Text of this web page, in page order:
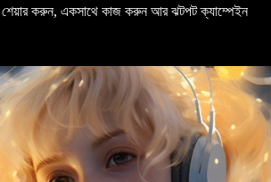
করুন, একসাথে কাজ করুন আর ঝটপট ক্যাম্পেইন